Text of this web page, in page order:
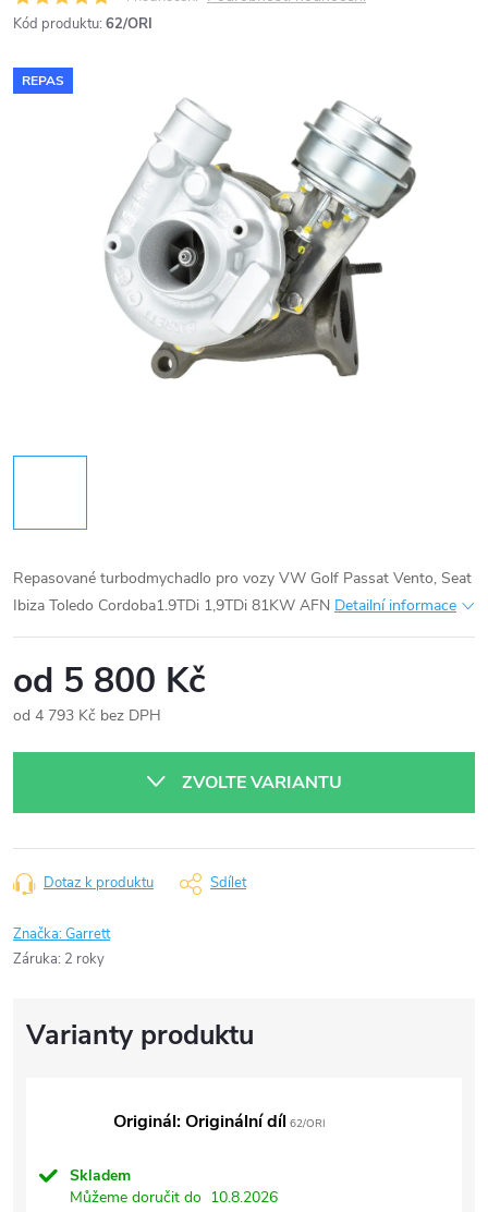
Kód produktu: 62/ORI
REPAS
Repasované turbodmychadlo pro vozy VW Golf Passat Vento, Seat
Ibiza Toledo Cordoba1.9TDi 1,9TDi 81KW AFN Detailní informace
od 5 800 Kč
od 4 793 Kč bez DPH
ZVOLTE VARIANTU
Dotaz k produktu Sdílet
Značka:Garrett
Záruka: 2 roky
Originál: Originální díl 62/ORI
Skladem
Můžeme doručit do 10.8.2026